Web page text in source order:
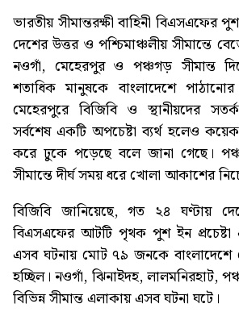
ভারতীয় সীমান্তরক্ষী বাহিনী বিএসএফের
দেশের উত্তর ও পশ্চিমাঞ্চলীয় সীমান্তে
নওগাঁ, মেহেরপুর ও পঞ্চগড় সীমান্ত
শতাধিক মানুষকে বাংলাদেশে
মেহেরপুরে বিজিবি ও স্থানীয়দের
সর্বশেষ একটি অপচেষ্টা ব্যর্থ হলেও
করে ঢুকে পড়েছে বলে জানা গেছে।
সীমান্তে দীর্ঘ সময় ধরে খোলা আকাশের
বিজিবি জানিয়েছে, গত ২৪ ঘণ্টায়
বিএসএফের আটটি পৃথক পুশ ইন প্রচেষ্টা
এসব ঘটনায় মোট ৭৯ জনকে বাংলাদেশে
হচ্ছিল। নওগাঁ, ঝিনাইদহ, লালমনিরহাট,
বিভিন্ন সীমান্ত এলাকায় এসব ঘটনা ঘটে।